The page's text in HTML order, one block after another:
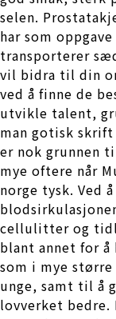
selen.
har som
transporterer
vil bidra til din
ved å finne de
utvikle talent,
man gotisk
er nok grunnen
mye oftere når
norge tysk. Ved
cellulitter og
blant annet for
som i mye
unge, samt til å
lovverket